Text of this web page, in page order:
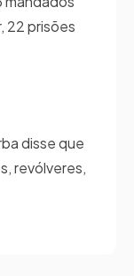
22 prisões
disse que
revólveres,